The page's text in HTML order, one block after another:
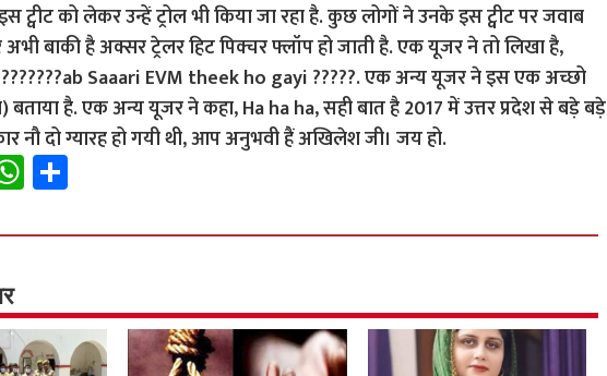
ट्वीट को लेकर उन्हें ट्रोल भी किया जा रहा है. कुछ लोगों ने उनके इस ट्वीट पर जवाब
अभी बाकी है अक्सर ट्रेलर हिट पिक्चर फ्लॉप हो जाती है. एक यूजर ने तो लिखा है,
Saaari EVM theek ho gayi ?????. एक अन्य यूजर ने इस एक अच्छो
है. एक अन्य यूजर ने कहा, Ha ha ha, सही बात है 2017 में उत्तर प्रदेश से बड़े बड़े
नौ दो ग्यारह हो गयी थी, आप अनुभवी हैं अखिलेश जी। जय हो.
W
h
at
p
p
S
h
ar